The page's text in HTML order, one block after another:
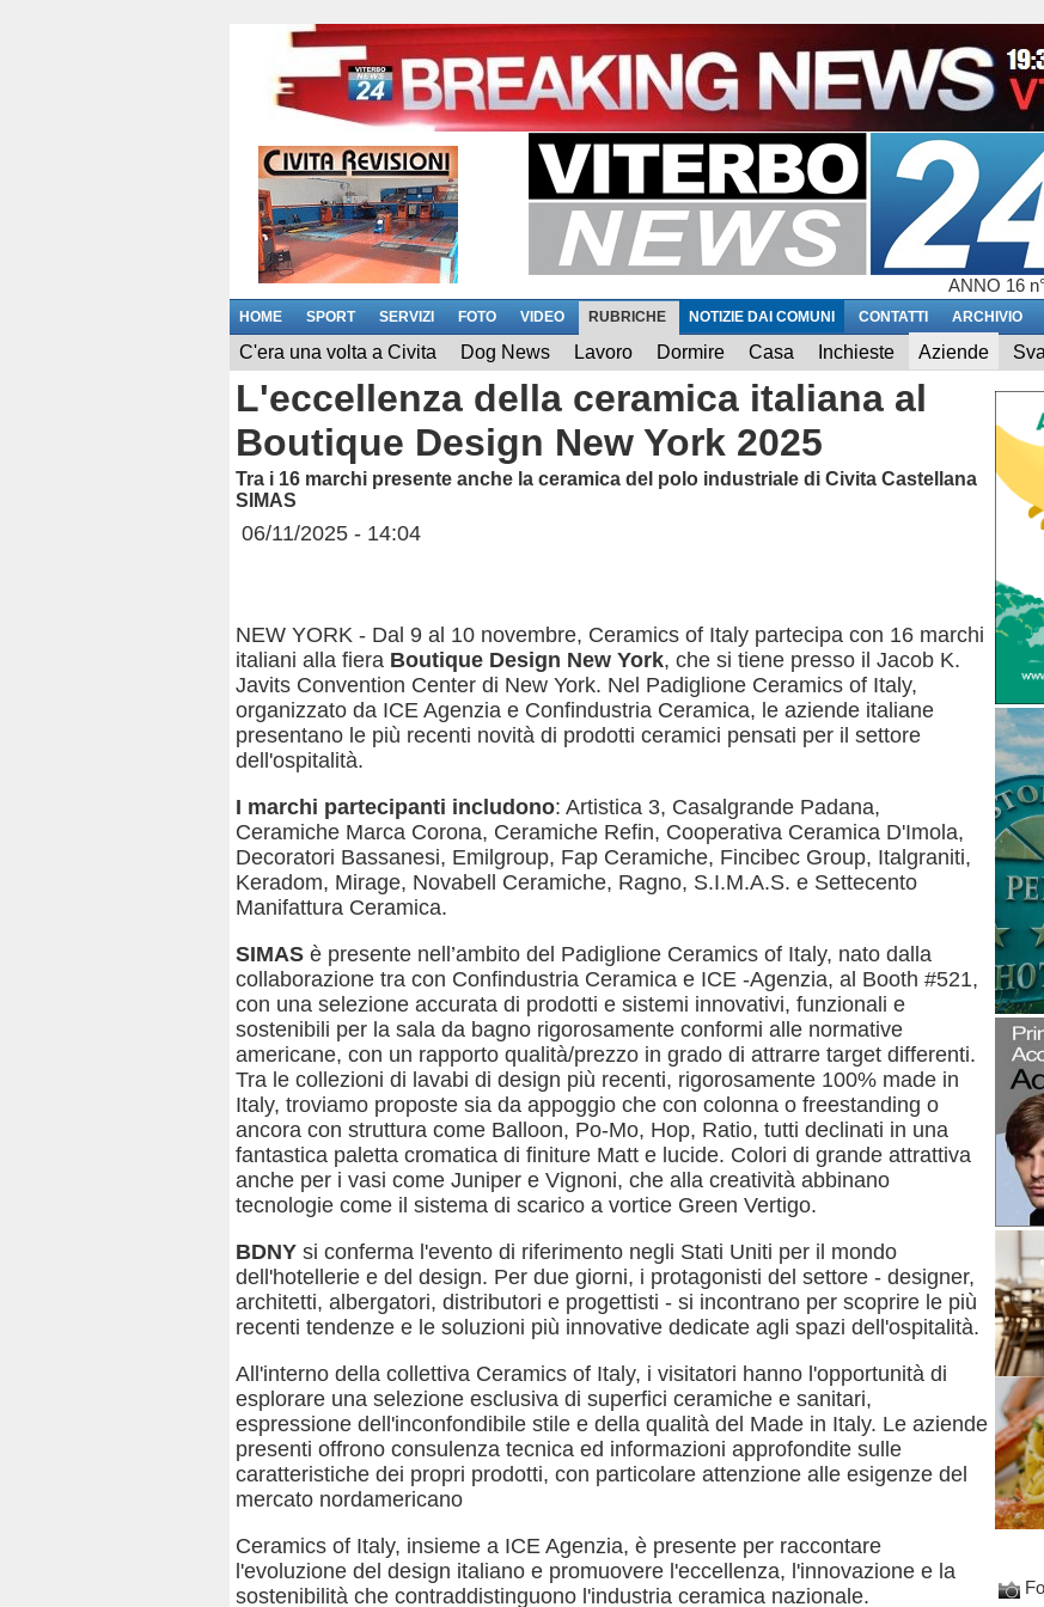
ANNO 16
HOME SPORT SERVIZI FOTO VIDEO RUBRICHE NOTIZIE DAI COMUNI CONTATTI ARCHIVIO
C'era una volta a Civita Dog News Lavoro Dormire Casa Inchieste Aziende
L'eccellenza della ceramica italiana al
Boutique Design New York 2025
Tra i 16 marchi presente anche la ceramica del polo industriale di Civita Castellana
SIMAS
06/11/2025 - 14:04
NEW YORK - Dal 9 al 10 novembre, Ceramics of Italy partecipa con 16 marchi
italiani alla fiera Boutique Design New York, che si tiene presso il Jacob K.
Javits Convention Center di New York. Nel Padiglione Ceramics of Italy,
organizzato da ICE Agenzia e Confindustria Ceramica, le aziende italiane
presentano le più recenti novità di prodotti ceramici pensati per il settore
dell'ospitalità.
I marchi partecipanti includono: Artistica 3, Casalgrande Padana,
Ceramiche Marca Corona, Ceramiche Refin, Cooperativa Ceramica D'Imola,
Decoratori Bassanesi, Emilgroup, Fap Ceramiche, Fincibec Group, Italgraniti,
Keradom, Mirage, Novabell Ceramiche, Ragno, S.I.M.A.S. e Settecento
Manifattura Ceramica.
SIMAS è presente nell’ambito del Padiglione Ceramics of Italy, nato dalla
collaborazione tra con Confindustria Ceramica e ICE -Agenzia, al Booth #521,
con una selezione accurata di prodotti e sistemi innovativi, funzionali e
sostenibili per la sala da bagno rigorosamente conformi alle normative
americane, con un rapporto qualità/prezzo in grado di attrarre target differenti.
Tra le collezioni di lavabi di design più recenti, rigorosamente 100% made in
Italy, troviamo proposte sia da appoggio che con colonna o freestanding o
ancora con struttura come Balloon, Po-Mo, Hop, Ratio, tutti declinati in una
fantastica paletta cromatica di finiture Matt e lucide. Colori di grande attrattiva
anche per i vasi come Juniper e Vignoni, che alla creatività abbinano
tecnologie come il sistema di scarico a vortice Green Vertigo.
BDNY si conferma l'evento di riferimento negli Stati Uniti per il mondo
dell'hotellerie e del design. Per due giorni, i protagonisti del settore - designer,
architetti, albergatori, distributori e progettisti - si incontrano per scoprire le più
recenti tendenze e le soluzioni più innovative dedicate agli spazi dell'ospitalità.
All'interno della collettiva Ceramics of Italy, i visitatori hanno l'opportunità di
esplorare una selezione esclusiva di superfici ceramiche e sanitari,
espressione dell'inconfondibile stile e della qualità del Made in Italy. Le aziende
presenti offrono consulenza tecnica ed informazioni approfondite sulle
caratteristiche dei propri prodotti, con particolare attenzione alle esigenze del
mercato nordamericano
Ceramics of Italy, insieme a ICE Agenzia, è presente per raccontare
l'evoluzione del design italiano e promuovere l'eccellenza, l'innovazione e la
sostenibilità che contraddistinguono l'industria ceramica nazionale.